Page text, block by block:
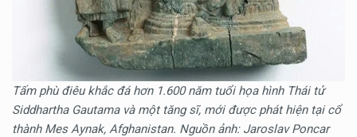
Tấm phù điêu khắc đá hơn 1.600 năm tuổi họa hình Thái tử
Siddhartha Gautama và một tăng sĩ, mới được phát hiện tại cổ
thành Mes Aynak, Afghanistan. Nguồn ảnh: Jaroslav Poncar